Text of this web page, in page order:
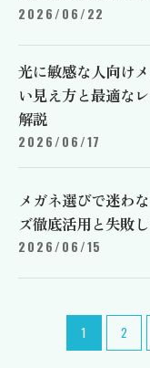
2026/06/22
光に敏感な人向け
い見え方と最適な
解説
2026/06/17
メガネ選びで迷わ
ズ徹底活用と失敗
2026/06/15
1 2